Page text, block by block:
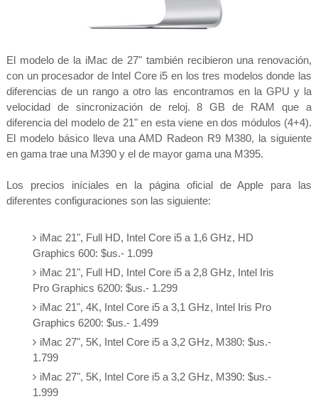
El modelo de la iMac de 27" también recibieron una renovación,
con un procesador de Intel Core i5 en los tres modelos donde las
diferencias de un rango a otro las encontramos en la GPU y la
velocidad de sincronización de reloj. 8 GB de RAM que a
diferencia del modelo de 21" en esta viene en dos módulos (4+4).
El modelo básico lleva una AMD Radeon R9 M380, la siguiente
en gama trae una M390 y el de mayor gama una M395.
Los precios iníciales en la página oficial de Apple para las
diferentes configuraciones son las siguiente:
iMac 21", Full HD, Intel Core i5 a 1,6 GHz, HD
Graphics 600: $us.- 1.099
iMac 21", Full HD, Intel Core i5 a 2,8 GHz, Intel Iris
Pro Graphics 6200: $us.- 1.299
iMac 21", 4K, Intel Core i5 a 3,1 GHz, Intel Iris Pro
Graphics 6200: $us.- 1.499
iMac 27", 5K, Intel Core i5 a 3,2 GHz, M380: $us.-
1.799
iMac 27", 5K, Intel Core i5 a 3,2 GHz, M390: $us.-
1.999